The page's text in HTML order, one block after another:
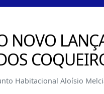
NOVO
Habitacional Aloísio